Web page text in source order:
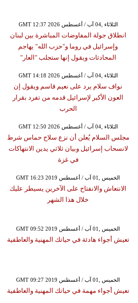
GMT 12:37 2026 الثلاثاء ,04 آب / أغسطس
انطلاق جولة المفاوضات المباشرة بين لبنان
وإسرائيل في روما و"حزب الله" يهاجم
المحادثات ويقول إنها ستجلب "العار"
GMT 14:18 2026 الثلاثاء ,04 آب / أغسطس
نواف سلام يرد على نعيم قاسم ويقول إن
العون الأكبر لإسرائيل قدمه من تفرد بقرار
الحرب
GMT 12:50 2026 الثلاثاء ,04 آب / أغسطس
مجلس السلام يُعلن أن نزع سلاح حماس شرط
لانسحاب إسرائيل وبيان ثلاثي يدين الانتهاكات
في غزة
GMT 16:23 2019 الخميس ,01 آب / أغسطس
الانتعاش والانفتاح على الآخرين يسيطر عليك
خلال هذا الشهر
GMT 09:52 2019 الخميس ,01 آب / أغسطس
تعيش أجواء هادئة في حياتك المهنية والعاطفية
GMT 09:27 2019 الخميس ,01 آب / أغسطس
تعيش أجواء مهمة في حياتك المهنية والعاطفية